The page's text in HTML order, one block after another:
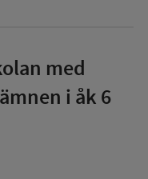
med
i åk 6